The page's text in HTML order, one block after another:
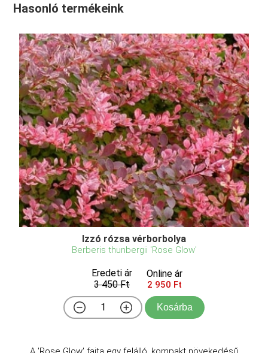
Hasonló termékeink
Izzó rózsa vérborbolya
Berberis thunbergii 'Rose Glow'
Eredeti ár
3 450 Ft
Online ár
2 950 Ft
Kosárba